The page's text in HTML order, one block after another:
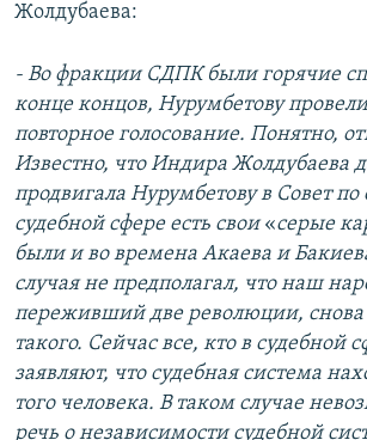
Жолдубаева:
- Во фракции СДПК были горячие
конце концов, Нурумбетову
повторное голосование. Понятно,
Известно, что Индира Жолдубаева
продвигала Нурумбетову в Совет по
судебной сфере есть свои«серые
были и во времена Акаева и
случая не предполагал, что наш
переживший две революции, снова
такого. Сейчас все, кто в судебной
заявляют, что судебная система
того человека. В таком случае
речь о независимости судебной